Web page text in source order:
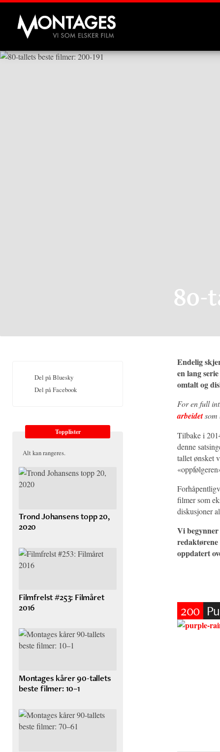
Montages
80-
Endelig
en lang
omtalt og
For en full
arbeidetsom
Tilbake i
denne
tallet ønsket
filmer som
diskusjoner
Vi begynner
oppdatert
200
Del på Bluesky
Del på Facebook
Topplister
Alt kan rangeres.
Trond Johansens topp 20,
2020
Filmfrelst #253: Filmåret
2016
Montages kårer 90-tallets
beste filmer: 10–1